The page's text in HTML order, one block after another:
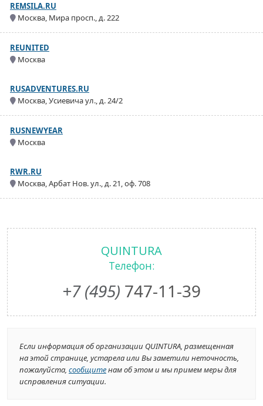
REMSILA.RU
Москва, Мира просп., д. 222
REUNITED
Москва
RUSADVENTURES.RU
Москва, Усиевича ул., д. 24/2
RUSNEWYEAR
Москва
RWR.RU
Москва, Арбат Нов. ул., д. 21, оф. 708
QUINTURA
Телефон:
+7 (495) 747-11-39
Если информация об организации QUINTURA, размещенная
на этой странице, устарела или Вы заметили неточность,
пожалуйста, сообщитенам об этом и мы примем меры для
исправления ситуации.